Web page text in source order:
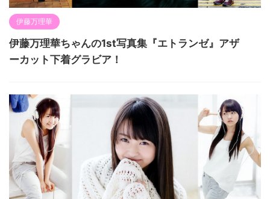
伊藤万理華
伊藤万理華ちゃんの1st写真集『エトランゼ』アザ
ーカット下着グラビア！